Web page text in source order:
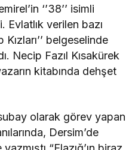
‘’38’’ isimli
verilen bazı
belgeselinde
Necip Fazıl Kısakürek
kitabında dehşet
olarak görev yapan
Dersim’de